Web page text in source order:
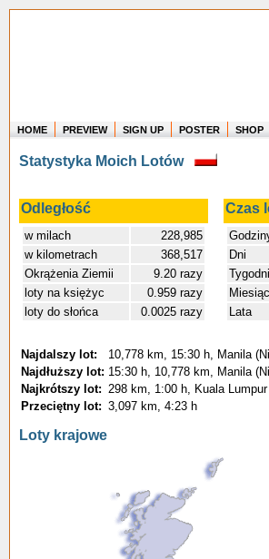
Where in
How
Create your
HOME PREVIEW SIGN UP POSTER SHOP
Statystyka Moich Lotów
Odległość Czas
w milach
228,985
w kilometrach
368,517
Okrążenia Ziemii
9.20 razy
loty na księżyc
0.959 razy
loty do słońca
0.0025 razy
Dni
Lata
Najdalszy lot:
10,778 km, 15:30 h, Manila
Najdłuższy lot: 15:30 h, 10,778 km, Manila
Najkrótszy lot: 298 km, 1:00 h, Kuala
Przeciętny lot: 3,097 km, 4:23 h
Loty krajowe